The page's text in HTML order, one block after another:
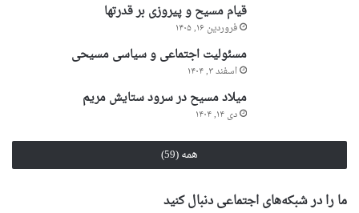
قیام مسیح و پیروزی بر قدرتها
فروردین ۱۶, ۱۴۰۵
مسئولیت اجتماعی و سیاسی مسیحی
اسفند ۳, ۱۴۰۴
میلاد مسیح در سرود ستایش مریم
دی ۱۴, ۱۴۰۴
همه (59)
ما را در شبکه‌های اجتماعی دنبال کنید